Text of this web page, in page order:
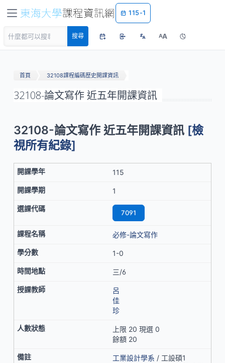
115-1
搜尋 AA
首頁 32108課程編碼歷史開課資訊
32108-論文寫作 近五年開課資訊
32108-論文寫作 近五年開課資訊 [檢
視所有紀錄]
115
1
7091
必修-論文寫作
1-0
三/6
呂
佳
珍
上限 20 現選 0
餘額 20
工業設計學系 / 工設碩1